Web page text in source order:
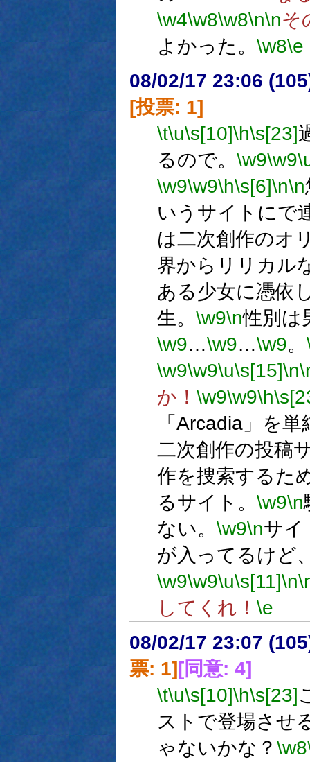
\w4\w8\w8\n\nそ
よかった。 \w8\e
08/02/17 23:06
[投票: 1]
\t\u\s[10]\h\s[23]
るので。 \w9\w9
\w9\w9\h\s[6]\n\n
いうサイトにで
は二次創作のオ
界からリリカル
ある少女に憑依
生。 \w9\n性別は
\w9…\w9…\w9。
\w9\w9\u\s[15]\n
か！ \w9\w9\h
「Arcadia」を
二次創作の投稿
作を捜索するた
るサイト。 \w9\n
ない。 \w9\nサイ
が入ってるけど
\w9\w9\u\s[11]\n
してくれ！ \e
08/02/17 23:07
票: 1][同意: 4]
\t\u\s[10]\h\s[23]
ストで登場させ
ゃないかな？ \w8